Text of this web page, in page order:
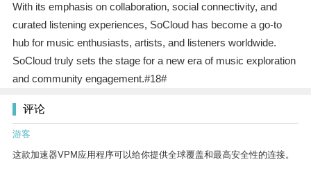
With its emphasis on collaboration, social connectivity, and
curated listening experiences, SoCloud has become a go-to
hub for music enthusiasts, artists, and listeners worldwide.
SoCloud truly sets the stage for a new era of music exploration
and community engagement.#18#
评论
游客
这款加速器VPM应用程序可以给你提供全球覆盖和最高安全性的连接。